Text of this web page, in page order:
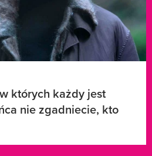
których każdy jest
nie zgadniecie, kto